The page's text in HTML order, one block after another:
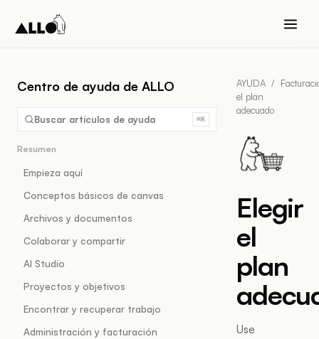
Centro de ayuda de ALLO
Buscar artículos de ayuda ⌘K
Resumen
Empieza aquí
Conceptos básicos de canvas
Archivos y documentos
Colaborar y compartir
AI Studio
Proyectos y objetivos
Encontrar y recuperar trabajo
Administración y facturación
AYUDA /
el plan
adecuado
Elegir
el
plan
Use